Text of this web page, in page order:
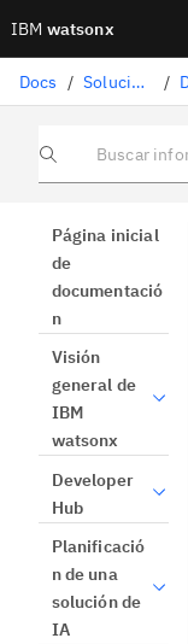
IBM watsonx
Docs / Soluciones de ciencia de datos /
Buscar información
Página inicial
de
documentació
n
Visión
general de
IBM
watsonx
Developer
Hub
Planificació
n de una
solución de
IA